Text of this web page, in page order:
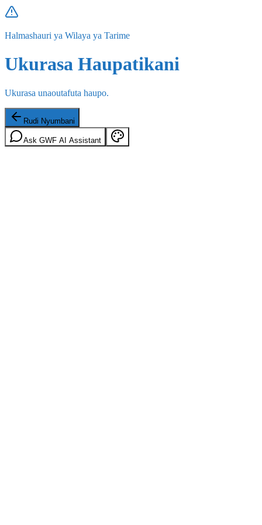
Halmashauri ya Wilaya ya Tarime
Ukurasa Haupatikani
Ukurasa unaoutafuta haupo.
Rudi Nyumbani
Ask GWF AI Assistant